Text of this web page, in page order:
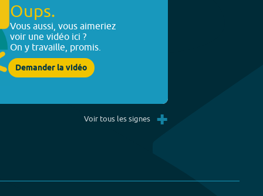
Oups.
Vous aussi, vous aimeriez
voir une vidéo ici ?
On y travaille, promis.
Demander la vidéo
Voir tous les signes +